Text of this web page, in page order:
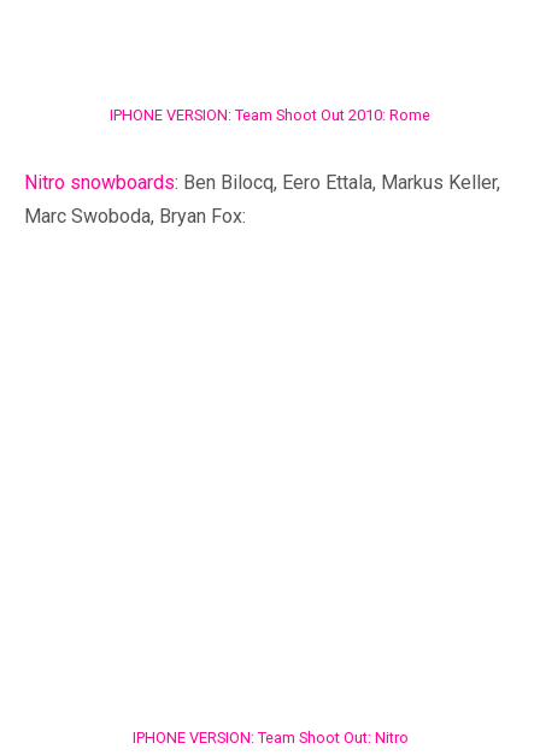
IPHONE VERSION: Team Shoot Out 2010: Rome
Nitro snowboards: Ben Bilocq, Eero Ettala, Markus Keller,
Marc Swoboda, Bryan Fox:
IPHONE VERSION: Team Shoot Out: Nitro